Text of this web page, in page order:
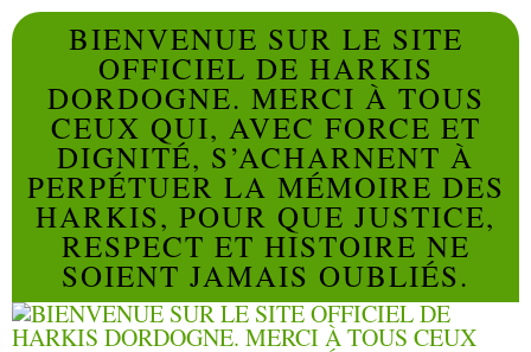
BIENVENUE SUR LE SITE
OFFICIEL DE HARKIS
DORDOGNE. MERCI À TOUS
CEUX QUI, AVEC FORCE ET
DIGNITÉ, S’ACHARNENT À
PERPÉTUER LA MÉMOIRE DES
HARKIS, POUR QUE JUSTICE,
RESPECT ET HISTOIRE NE
SOIENT JAMAIS OUBLIÉS.